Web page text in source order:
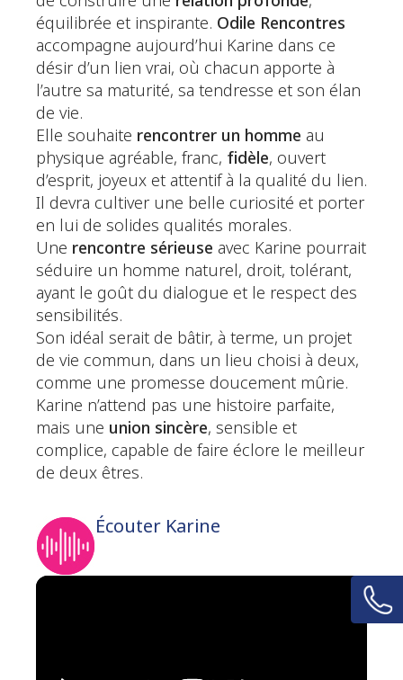
équilibrée et inspirante. Odile Rencontres
accompagne aujourd’hui Karine dans ce
désir d’un lien vrai, où chacun apporte à
l’autre sa maturité, sa tendresse et son élan
de vie.
Elle souhaite rencontrer un homme au
physique agréable, franc, fidèle, ouvert
d’esprit, joyeux et attentif à la qualité du lien.
Il devra cultiver une belle curiosité et porter
en lui de solides qualités morales.
Une rencontre sérieuse avec Karine pourrait
séduire un homme naturel, droit, tolérant,
ayant le goût du dialogue et le respect des
sensibilités.
Son idéal serait de bâtir, à terme, un projet
de vie commun, dans un lieu choisi à deux,
comme une promesse doucement mûrie.
Karine n’attend pas une histoire parfaite,
mais une union sincère, sensible et
complice, capable de faire éclore le meilleur
de deux êtres.
Écouter Karine